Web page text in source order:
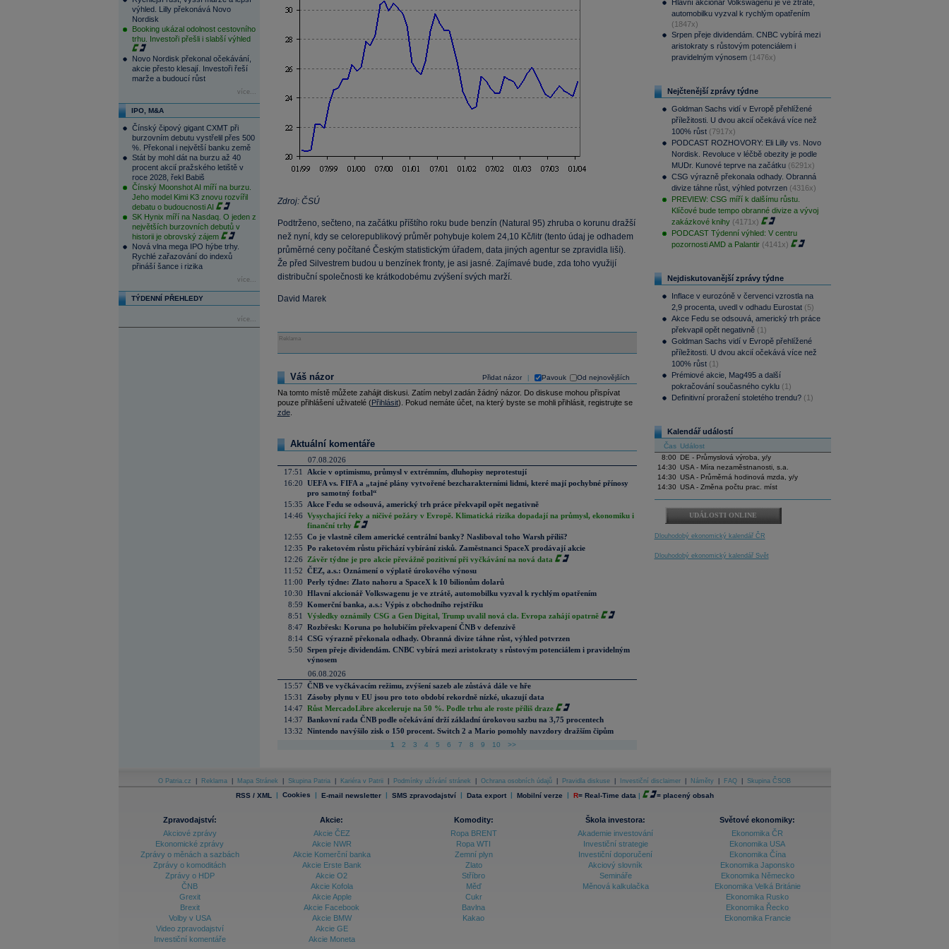
výhled. Lilly překonává Novo
Nordisk
Booking ukázal odolnost cestovního
trhu. Investoři přešli i slabší výhled
Novo Nordisk překonal očekávání,
akcie přesto klesají. Investoři řeší
marže a budoucí růst
více...
IPO, M&A
Čínský čipový gigant CXMT při
burzovním debutu vystřelil přes 500
%. Překonal i největší banku země
Stát by mohl dát na burzu až 40
procent akcií pražského letiště v
roce 2028, řekl Babiš
Čínský Moonshot AI míří na burzu.
Jeho model Kimi K3 znovu rozvířil
debatu o budoucnosti AI
SK Hynix míří na Nasdaq. O jeden z
největších burzovních debutů v
historii je obrovský zájem
Nová vlna mega IPO hýbe trhy.
Rychlé zařazování do indexů
přináší šance i rizika
více...
TÝDENNÍ PŘEHLEDY
více...
Zdroj: ČSÚ
Podtrženo, sečteno, na začátku příštího roku bude benzín (Natural 95) zhruba o korunu dražší
než nyní, kdy se celorepublikový průměr pohybuje kolem 24,10 Kč/litr (tento údaj je odhadem
průměrné ceny počítané Českým statistickým úřadem, data jiných agentur se zpravidla liší).
Že před Silvestrem budou u benzínek fronty, je asi jasné. Zajímavé bude, zda toho využijí
distribuční společnosti ke krátkodobému zvýšení svých marží.
David Marek
Reklama
Přidat názor Pavouk Od nejnovějších
Váš názor
Na tomto místě můžete zahájit diskusi. Zatím nebyl zadán žádný názor. Do diskuse mohou přispívat
pouze přihlášení uživatelé (Přihlásit). Pokud nemáte účet, na který byste se mohli přihlásit, registrujte se
zde.
Aktuální komentáře
07.08.2026
17:51
Akcie v optimismu, průmysl v extrémním, dluhopisy neprotestují
16:20 UEFA vs. FIFA a „tajné plány vytvořené bezcharakterními lidmi, které mají pochybné přínosy
pro samotný fotbal“
15:35
Akce Fedu se odsouvá, americký trh práce překvapil opět negativně
14:46 Vysychající řeky a ničivé požáry v Evropě. Klimatická rizika dopadají na průmysl, ekonomiku i
finanční trhy
12:55 Co je vlastně cílem americké centrální banky? Nasliboval toho Warsh příliš?
12:35 Po raketovém růstu přichází vybírání zisků. Zaměstnanci SpaceX prodávají akcie
12:26
Závěr týdne je pro akcie převážně pozitivní při vyčkávání na nová data
11:52 ČEZ, a.s.: Oznámení o výplatě úrokového výnosu
11:00 Perly týdne: Zlato nahoru a SpaceX k 10 bilionům dolarů
10:30 Hlavní akcionář Volkswagenu je ve ztrátě, automobilku vyzval k rychlým opatřením
8:59 Komerční banka, a.s.: Výpis z obchodního rejstříku
8:51
Výsledky oznámily CSG a Gen Digital, Trump uvalil nová cla. Evropa zahájí opatrně
8:47 Rozbřesk: Koruna po holubičím překvapení ČNB v defenzivě
8:14 CSG výrazně překonala odhady. Obranná divize táhne růst, výhled potvrzen
5:50 Srpen přeje dividendám. CNBC vybírá mezi aristokraty s růstovým potenciálem i pravidelným
výnosem
06.08.2026
15:57 ČNB ve vyčkávacím režimu, zvýšení sazeb ale zůstává dále ve hře
15:31
Zásoby plynu v EU jsou pro toto období rekordně nízké, ukazují data
14:47 Růst MercadoLibre akceleruje na 50 %. Podle trhu ale roste příliš draze
14:37 Bankovní rada ČNB podle očekávání drží základní úrokovou sazbu na 3,75 procentech
13:32 Nintendo navýšilo zisk o 150 procent. Switch 2 a Mario pomohly navzdory dražším čipům
1 2 3 4 5 6 7 8 9 10 >>
Hlavní akcionář Volkswagenu je ve ztrátě,
automobilku vyzval k rychlým opatřením
(1847x)
Srpen přeje dividendám. CNBC vybírá mezi
aristokraty s růstovým potenciálem i
pravidelným výnosem (1476x)
Nejčtenější zprávy týdne
Goldman Sachs vidí v Evropě přehlížené
příležitosti. U dvou akcií očekává více než
100% růst (7917x)
PODCAST ROZHOVORY: Eli Lilly vs. Novo
Nordisk. Revoluce v léčbě obezity je podle
MUDr. Kunové teprve na začátku (6291x)
CSG výrazně překonala odhady. Obranná
divize táhne růst, výhled potvrzen (4316x)
PREVIEW: CSG míří k dalšímu růstu.
Klíčové bude tempo obranné divize a vývoj
zakázkové knihy (4171x)
PODCAST Týdenní výhled: V centru
pozornosti AMD a Palantir (4141x)
Nejdiskutovanější zprávy týdne
Inflace v eurozóně v červenci vzrostla na
2,9 procenta, uvedl v odhadu Eurostat (5)
Akce Fedu se odsouvá, americký trh práce
překvapil opět negativně (1)
Goldman Sachs vidí v Evropě přehlížené
příležitosti. U dvou akcií očekává více než
100% růst (1)
Prémiové akcie, Mag495 a další
pokračování současného cyklu (1)
Definitivní proražení stoletého trendu? (1)
Kalendář událostí
Čas Událost
8:00
DE - Průmyslová výroba, y/y
14:30 USA - Míra nezaměstnanosti, s.a.
14:30 USA - Průměrná hodinová mzda, y/y
14:30 USA - Změna počtu prac. míst
UDÁLOSTI ONLINE
Dlouhodobý ekonomický kalendář ČR
Dlouhodobý ekonomický kalendář Svět
O Patria.cz Reklama Mapa Stránek Skupina Patria Kariéra v Patrii Podmínky užívání stránek Ochrana osobních údajů Pravidla diskuse Investiční disclaimer Náměty FAQ Skupina ČSOB
RSS / XML | Cookies | E-mail newsletter | SMS zpravodajství | Data export | Mobilní verze | R= Real-Time data | = placený obsah
Zpravodajství:
Akciové zprávy
Ekonomické zprávy
Zprávy o měnách a sazbách
Zprávy o komoditách
Zprávy o HDP
ČNB
Grexit
Brexit
Volby v USA
Video zpravodajství
Investiční komentáře
Akcie:
Akcie ČEZ
Akcie NWR
Akcie Komerční banka
Akcie Erste Bank
Akcie O2
Akcie Kofola
Akcie Apple
Akcie Facebook
Akcie BMW
Akcie GE
Akcie Moneta
Komodity:
Ropa BRENT
Ropa WTI
Zemní plyn
Zlato
Stříbro
Měď
Cukr
Bavlna
Kakao
Škola investora:
Akademie investování
Investiční strategie
Investiční doporučení
Akciový slovník
Semináře
Měnová kalkulačka
Světové ekonomiky:
Ekonomika ČR
Ekonomika USA
Ekonomika Čína
Ekonomika Japonsko
Ekonomika Německo
Ekonomika Velká Británie
Ekonomika Rusko
Ekonomika Řecko
Ekonomika Francie